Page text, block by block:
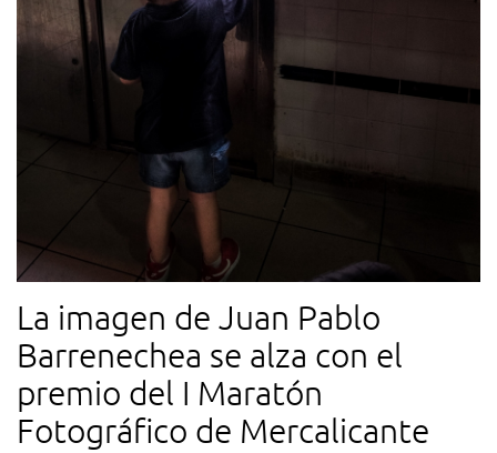
La imagen de Juan Pablo
Barrenechea se alza con el
premio del I Maratón
Fotográfico de Mercalicante